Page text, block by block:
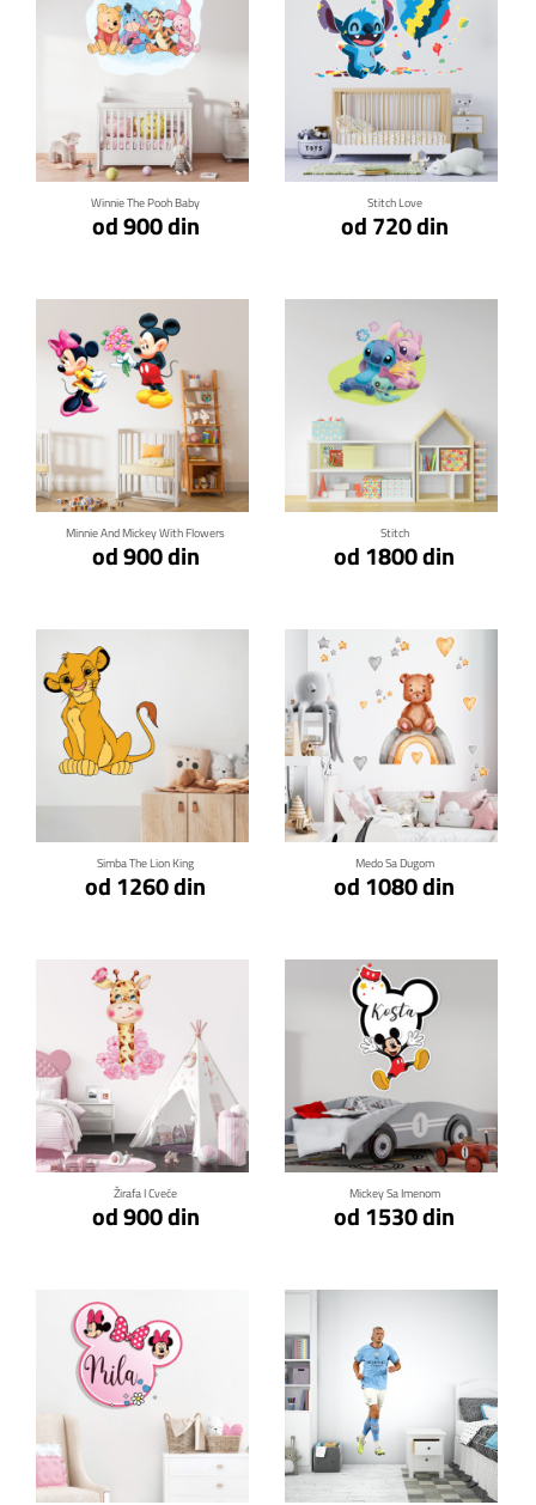
Winnie The Pooh Baby
od 900 din
Klikni za detalje
Stitch Love
od 720 din
Klikni za detalje
Minnie And Mickey With Flowers
od 900 din
Klikni za detalje
Stitch
od 1800 din
Klikni za detalje
Simba The Lion King
od 1260 din
Klikni za detalje
Medo Sa Dugom
od 1080 din
Klikni za detalje
Žirafa I Cveće
od 900 din
Klikni za detalje
Mickey Sa Imenom
od 1530 din
Klikni za detalje
Klikni za detalje Klikni za detalje